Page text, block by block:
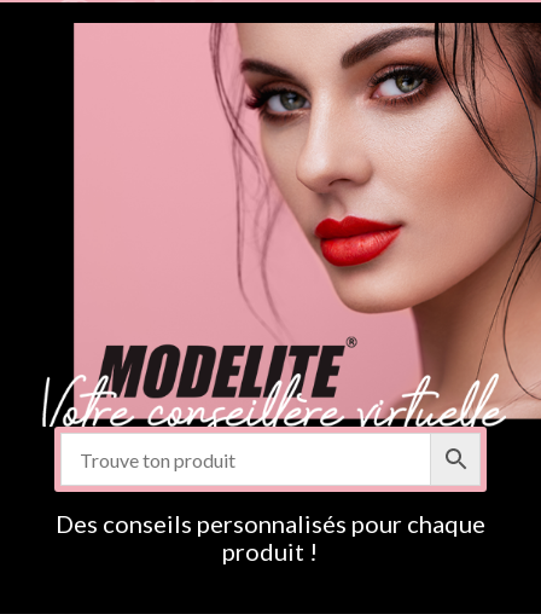
Des conseils personnalisés pour chaque
produit !